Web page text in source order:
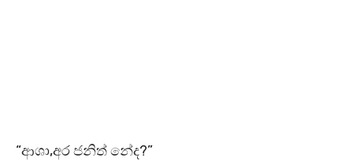
“ආශා,අර ජනිත් නේද?”